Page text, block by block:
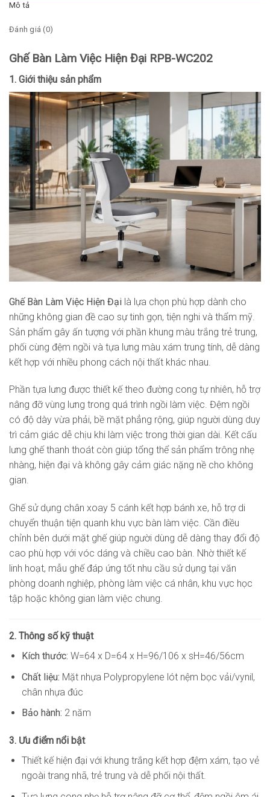
Mô tả
Đánh giá (0)
Ghế Bàn Làm Việc Hiện Đại RPB-WC202
1. Giới thiệu sản phẩm
Ghế Bàn Làm Việc Hiện Đại là lựa chọn phù hợp dành cho
những không gian đề cao sự tinh gọn, tiện nghi và thẩm mỹ.
Sản phẩm gây ấn tượng với phần khung màu trắng trẻ trung,
phối cùng đệm ngồi và tựa lưng màu xám trung tính, dễ dàng
kết hợp với nhiều phong cách nội thất khác nhau.
Phần tựa lưng được thiết kế theo đường cong tự nhiên, hỗ trợ
nâng đỡ vùng lưng trong quá trình ngồi làm việc. Đệm ngồi
có độ dày vừa phải, bề mặt phẳng rộng, giúp người dùng duy
trì cảm giác dễ chịu khi làm việc trong thời gian dài. Kết cấu
lưng ghế thanh thoát còn giúp tổng thể sản phẩm trông nhẹ
nhàng, hiện đại và không gây cảm giác nặng nề cho không
gian.
Ghế sử dụng chân xoay 5 cánh kết hợp bánh xe, hỗ trợ di
chuyển thuận tiện quanh khu vực bàn làm việc. Cần điều
chỉnh bên dưới mặt ghế giúp người dùng dễ dàng thay đổi độ
cao phù hợp với vóc dáng và chiều cao bàn. Nhờ thiết kế
linh hoạt, mẫu ghế đáp ứng tốt nhu cầu sử dụng tại văn
phòng doanh nghiệp, phòng làm việc cá nhân, khu vực học
tập hoặc không gian làm việc chung.
2. Thông số kỹ thuật
Kích thước: W=64 x D=64 x H=96/106 x sH=46/56cm
Chất liệu: Mặt nhựa Polypropylene lót nệm bọc vải/vynil,
chân nhựa đúc
Bảo hành: 2 năm
3. Ưu điểm nổi bật
Thiết kế hiện đại với khung trắng kết hợp đệm xám, tạo vẻ
ngoài trang nhã, trẻ trung và dễ phối nội thất.